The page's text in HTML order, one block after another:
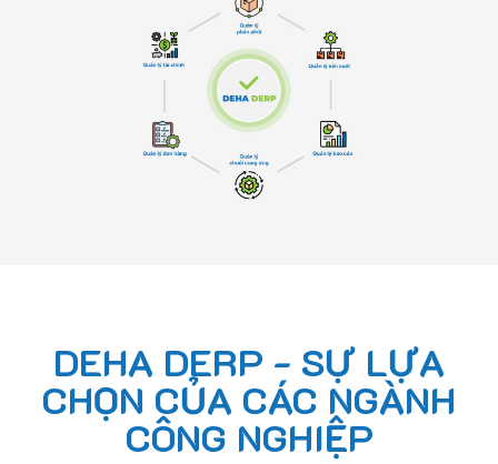
DEHA DERP - SỰ LỰA
CHỌN CỦA CÁC NGÀNH
CÔNG NGHIỆP